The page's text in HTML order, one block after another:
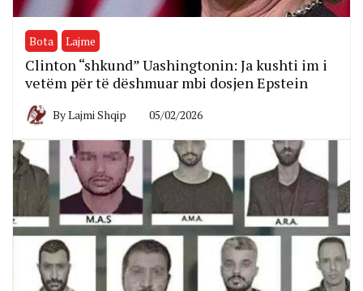
Bota Lajme
Clinton “shkund” Uashingtonin: Ja kushti im i
vetëm për të dëshmuar mbi dosjen Epstein
ByLajmi Shqip 05/02/2026